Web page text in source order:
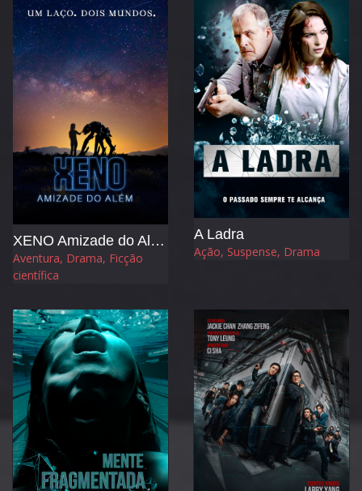
XENO Amizade do Além
Aventura, Drama, Ficção
científica
A Ladra
Ação, Suspense, Drama